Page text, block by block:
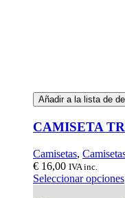
Añadir a la lista de
CAMISETA
Camisetas,
€ 16,00 IVA inc.
Seleccionar opciones